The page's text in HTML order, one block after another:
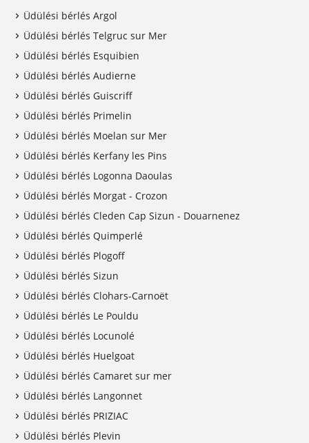
Üdülési bérlés Argol
Üdülési bérlés Telgruc sur Mer
Üdülési bérlés Esquibien
Üdülési bérlés Audierne
Üdülési bérlés Guiscriff
Üdülési bérlés Primelin
Üdülési bérlés Moelan sur Mer
Üdülési bérlés Kerfany les Pins
Üdülési bérlés Logonna Daoulas
Üdülési bérlés Morgat - Crozon
Üdülési bérlés Cleden Cap Sizun - Douarnenez
Üdülési bérlés Quimperlé
Üdülési bérlés Plogoff
Üdülési bérlés Sizun
Üdülési bérlés Clohars-Carnoët
Üdülési bérlés Le Pouldu
Üdülési bérlés Locunolé
Üdülési bérlés Huelgoat
Üdülési bérlés Camaret sur mer
Üdülési bérlés Langonnet
Üdülési bérlés PRIZIAC
Üdülési bérlés Plevin